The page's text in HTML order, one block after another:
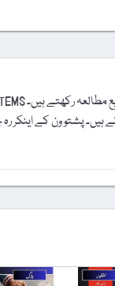
پشتو ون کے اینکر